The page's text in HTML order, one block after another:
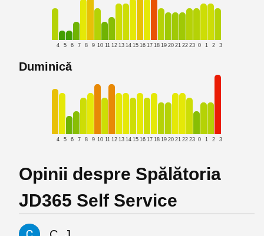
4 5 6 7 8 9 10 11 12 13 14 15 16 17 18 19 20 21 22 23 0 1 2 3
Duminică
4 5 6 7 8 9 10 11 12 13 14 15 16 17 18 19 20 21 22 23 0 1 2 3
Opinii despre Spălătoria
JD365 Self Service